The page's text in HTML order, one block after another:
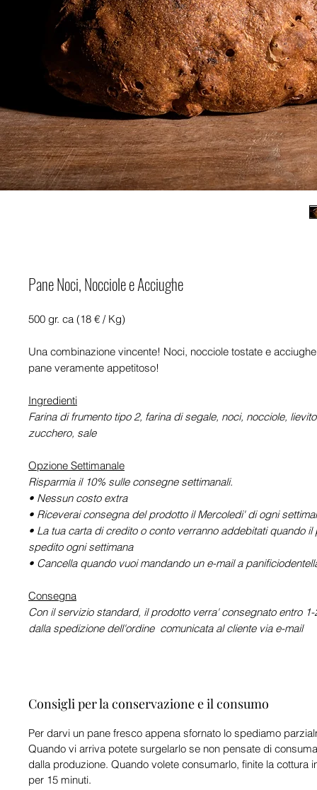
Pane Noci, Nocciole e Acciughe
500 gr. ca (18 € / Kg)
Una combinazione vincente! Noci, nocciole tostate e
pane veramente appetitoso!
Ingredienti
Farina di frumento tipo 2, farina di segale, noci, nocciole,
zucchero, sale
Opzione Settimanale
Risparmia il 10% sulle consegne settimanali.
• Nessun costo extra
• Riceverai consegna del prodotto il Mercoledi' di ogni
• La tua carta di credito o conto verranno addebitati quando il
spedito ogni settimana
• Cancella quando vuoi mandando un e-mail a
Consegna
Con il servizio standard, il prodotto verra' consegnato entro
dalla spedizione dell'ordine comunicata al cliente via e-mail
Consigli per la conservazione e il consumo
Per darvi un pane fresco appena sfornato lo spediamo
Quando vi arriva potete surgelarlo se non pensate di
dalla produzione. Quando volete consumarlo, finite la cottura
per 15 minuti.